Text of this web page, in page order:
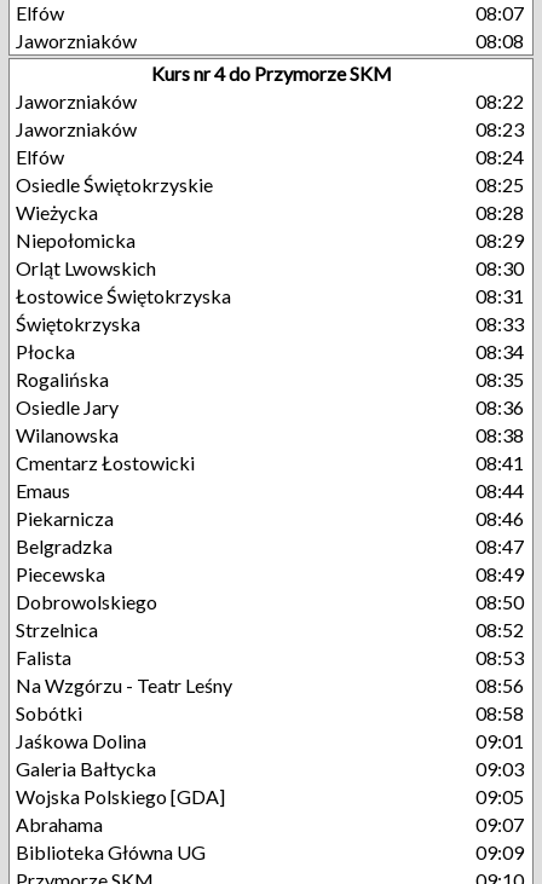
Elfów
08:07
Jaworzniaków
08:08
Kurs nr 4 do Przymorze SKM
Jaworzniaków
08:22
Jaworzniaków
08:23
Elfów
08:24
Osiedle Świętokrzyskie
08:25
Wieżycka
08:28
Niepołomicka
08:29
Orląt Lwowskich
08:30
Łostowice Świętokrzyska
08:31
Świętokrzyska
08:33
Płocka
08:34
Rogalińska
08:35
Osiedle Jary
08:36
Wilanowska
08:38
Cmentarz Łostowicki
08:41
Emaus
08:44
Piekarnicza
08:46
Belgradzka
08:47
Piecewska
08:49
Dobrowolskiego
08:50
Strzelnica
08:52
Falista
08:53
Na Wzgórzu - Teatr Leśny
08:56
Sobótki
08:58
Jaśkowa Dolina
09:01
Galeria Bałtycka
09:03
Wojska Polskiego [GDA]
09:05
Abrahama
09:07
Biblioteka Główna UG
09:09